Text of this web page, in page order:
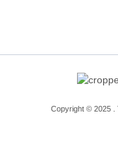
Copyright © 2025 .